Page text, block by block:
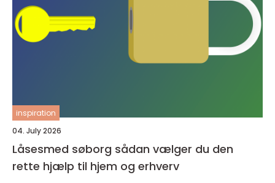
inspiration
04. July 2026
Låsesmed søborg sådan vælger du den
rette hjælp til hjem og erhverv